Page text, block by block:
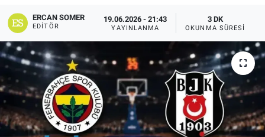
ERCAN SOMER
EDITÖR
19.06.2026 - 21:43
YAYINLANMA
3 DK
OKUNMA SÜRESI